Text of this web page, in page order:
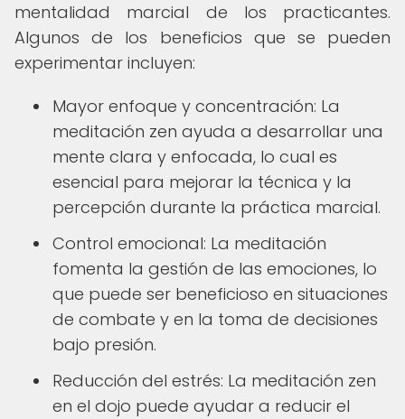
mentalidad marcial de los practicantes.
Algunos de los beneficios que se pueden
experimentar incluyen:
Mayor enfoque y concentración: La
meditación zen ayuda a desarrollar una
mente clara y enfocada, lo cual es
esencial para mejorar la técnica y la
percepción durante la práctica marcial.
Control emocional: La meditación
fomenta la gestión de las emociones, lo
que puede ser beneficioso en situaciones
de combate y en la toma de decisiones
bajo presión.
Reducción del estrés: La meditación zen
en el dojo puede ayudar a reducir el